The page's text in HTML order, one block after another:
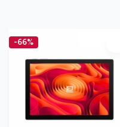
-66%